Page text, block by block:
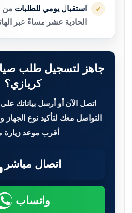
✓ استقبال يومي للطلبات من
الحادية عشر مساءً عبر
جاهز لتسجيل طلب
كريازي؟
اتصل الآن أو أرسل بياناتك
التواصل معك لتأكيد نوع
أقرب موعد زيارة
اتصال مباشر
واتساب